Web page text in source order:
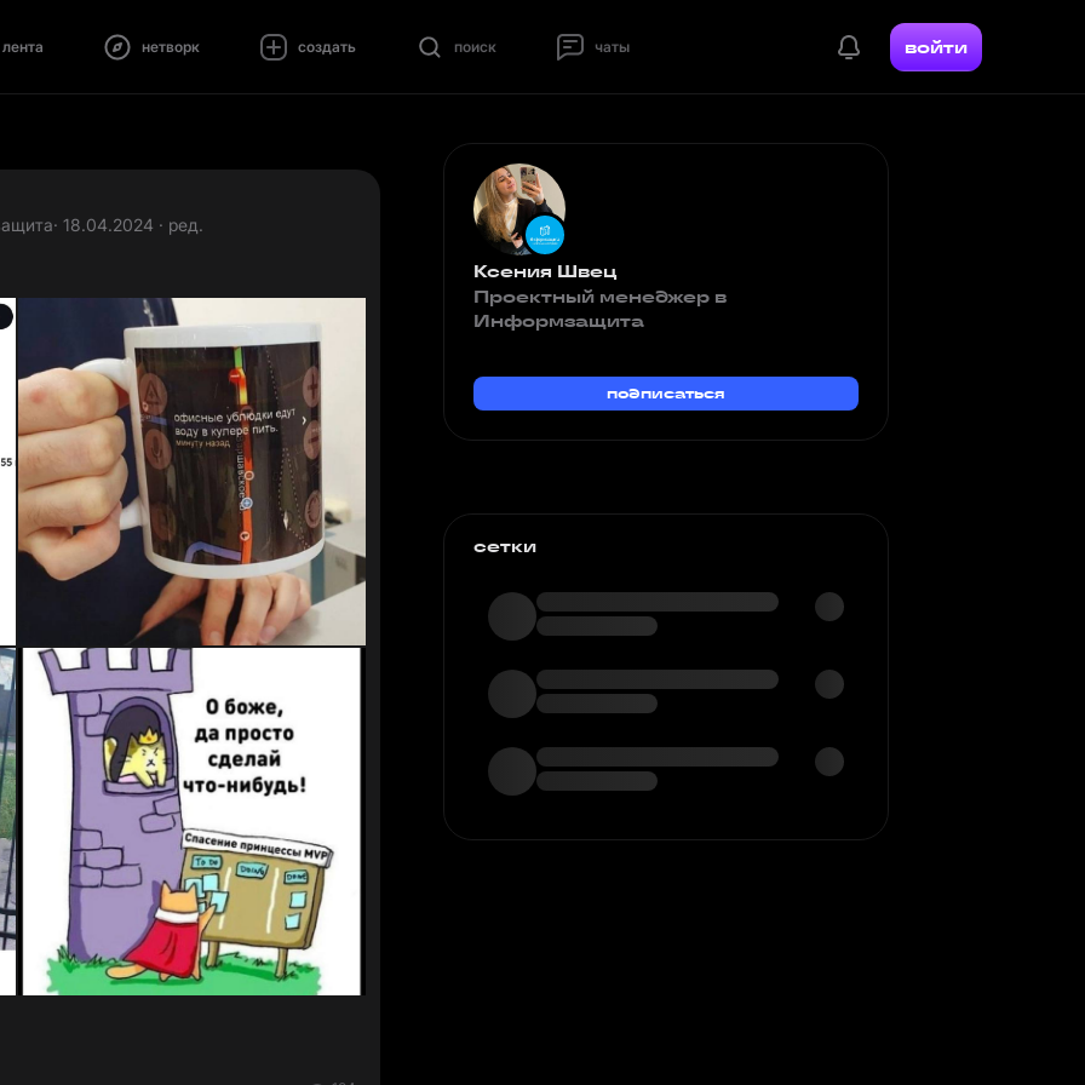
лента нетворк создать поиск чаты войти
· 18.04.2024 · ред.
Ксения Швец
Проектный менеджер в
Информзащита
подписаться
сетки